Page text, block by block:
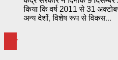
किया कि वर्ष 2011 से 31
अन्य देशों, विशेष रूप से विकस...